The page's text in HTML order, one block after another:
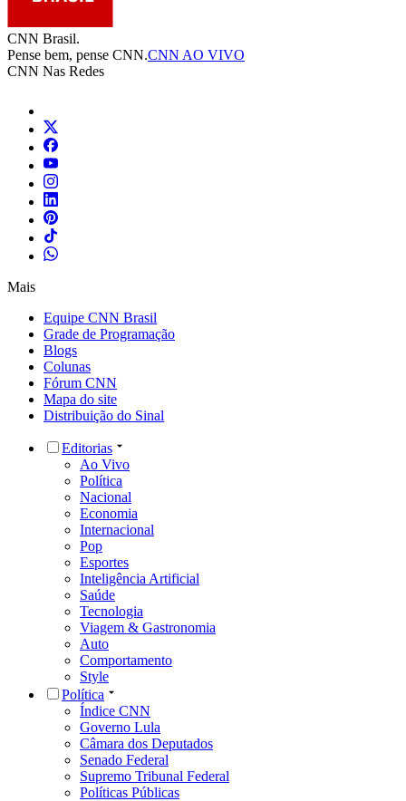
CNN Brasil.
Pense bem, pense CNN.CNN AO VIVO
CNN Nas Redes
Mais
Equipe CNN Brasil
Grade de Programação
Blogs
Colunas
Fórum CNN
Mapa do site
Distribuição do Sinal
Editorias
Ao Vivo
Política
Nacional
Economia
Internacional
Pop
Esportes
Inteligência Artificial
Saúde
Tecnologia
Viagem & Gastronomia
Auto
Comportamento
Style
Política
Índice CNN
Governo Lula
Câmara dos Deputados
Senado Federal
Supremo Tribunal Federal
Políticas Públicas